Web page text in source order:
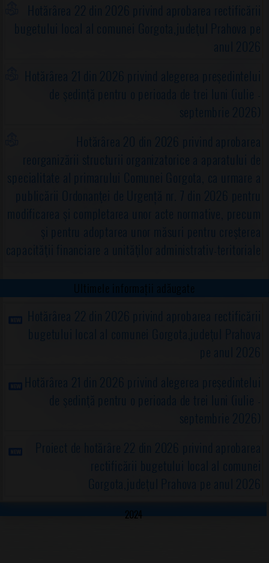
Hotărârea 22 din 2026 privind aprobarea rectificării
bugetului local al comunei Gorgota,judeţul Prahova pe
anul 2026
Hotărârea 21 din 2026 privind alegerea preşedintelui
de şedinţă pentru o perioada de trei luni (iulie -
septembrie 2026)
Hotărârea 20 din 2026 privind aprobarea
reorganizării structurii organizatorice a aparatului de
specialitate al primarului Comunei Gorgota, ca urmare a
publicării Ordonanţei de Urgență nr. 7 din 2026 pentru
modificarea şi completarea unor acte normative, precum
şi pentru adoptarea unor măsuri pentru creşterea
capacităţii financiare a unităţilor administrativ-teritoriale
Ultimele informații adăugate
Hotărârea 22 din 2026 privind aprobarea rectificării
bugetului local al comunei Gorgota,judeţul Prahova
pe anul 2026
Hotărârea 21 din 2026 privind alegerea preşedintelui
de şedinţă pentru o perioada de trei luni (iulie -
septembrie 2026)
Proiect de hotărâre 22 din 2026 privind aprobarea
rectificării bugetului local al comunei
Gorgota,judeţul Prahova pe anul 2026
2024